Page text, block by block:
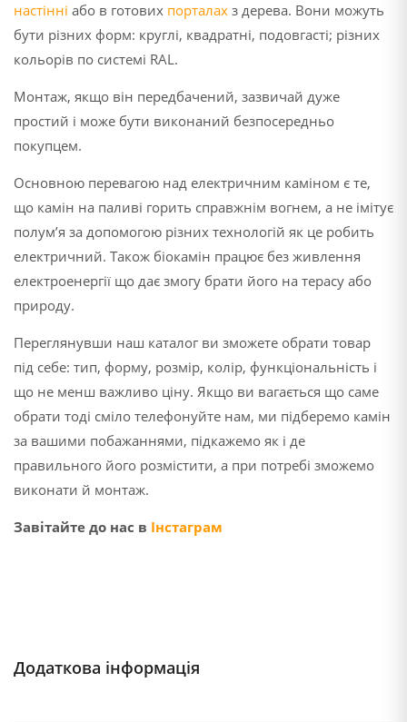
настінні або в готових порталах з дерева. Вони можуть
бути різних форм: круглі, квадратні, подовгасті; різних
кольорів по системі RAL.
Монтаж, якщо він передбачений, зазвичай дуже
простий і може бути виконаний безпосередньо
покупцем.
Основною перевагою над електричним каміном є те,
що камін на паливі горить справжнім вогнем, а не імітує
полум’я за допомогою різних технологій як це робить
електричний. Також біокамін працює без живлення
електроенергії що дає змогу брати його на терасу або
природу.
Переглянувши наш каталог ви зможете обрати товар
під себе: тип, форму, розмір, колір, функціональність і
що не менш важливо ціну. Якщо ви вагається що саме
обрати тоді сміло телефонуйте нам, ми підберемо камін
за вашими побажаннями, підкажемо як і де
правильного його розмістити, а при потребі зможемо
виконати й монтаж.
Завітайте до нас в Інстаграм
Додаткова інформація